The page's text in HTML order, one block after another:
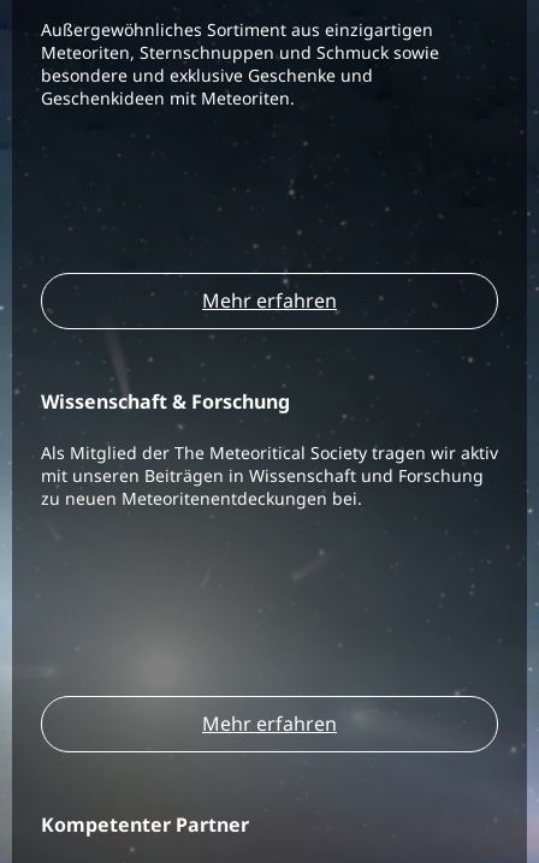
Außergewöhnliches Sortiment aus einzigartigen
Meteoriten, Sternschnuppen und Schmuck sowie
besondere und exklusive Geschenke und
Geschenkideen mit Meteoriten.
Mehr erfahren
Wissenschaft & Forschung
Als Mitglied der The Meteoritical Society tragen wir aktiv
mit unseren Beiträgen in Wissenschaft und Forschung
zu neuen Meteoritenentdeckungen bei.
Mehr erfahren
Kompetenter Partner